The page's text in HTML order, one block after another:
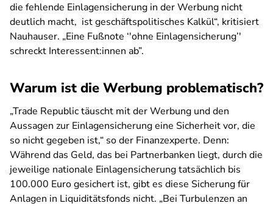
die fehlende Einlagensicherung in der Werbung nicht
deutlich macht, ist geschäftspolitisches Kalkül“, kritisiert
Nauhauser. „Eine Fußnote ‘'ohne Einlagensicherung’'
schreckt Interessent:innen ab”.
Warum ist die Werbung problematisch?
„Trade Republic täuscht mit der Werbung und den
Aussagen zur Einlagensicherung eine Sicherheit vor, die
so nicht gegeben ist,“ so der Finanzexperte. Denn:
Während das Geld, das bei Partnerbanken liegt, durch die
jeweilige nationale Einlagensicherung tatsächlich bis
100.000 Euro gesichert ist, gibt es diese Sicherung für
Anlagen in Liquiditätsfonds nicht. „Bei Turbulenzen an